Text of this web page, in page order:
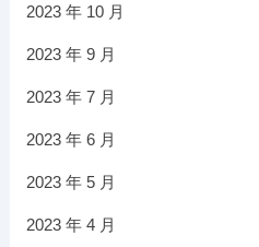
2023 年 10 月
2023 年 9 月
2023 年 7 月
2023 年 6 月
2023 年 5 月
2023 年 4 月